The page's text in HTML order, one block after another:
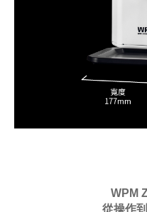
WPM
從操作